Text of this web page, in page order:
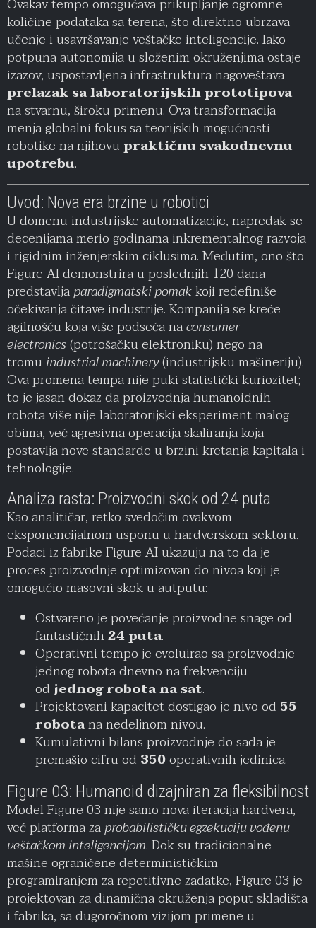
Ovakav tempo omogućava prikupljanje ogromne
količine podataka sa terena, što direktno ubrzava
učenje i usavršavanje veštačke inteligencije. Iako
potpuna autonomija u složenim okruženjima ostaje
izazov, uspostavljena infrastruktura nagoveštava
prelazak sa laboratorijskih prototipova
na stvarnu, široku primenu. Ova transformacija
menja globalni fokus sa teorijskih mogućnosti
robotike na njihovupraktičnu svakodnevnu
upotrebu.
Uvod: Nova era brzine u robotici
U domenu industrijske automatizacije, napredak se
decenijama merio godinama inkrementalnog razvoja
i rigidnim inženjerskim ciklusima. Međutim, ono što
Figure AI demonstrira u poslednjih 120 dana
predstavljaparadigmatski pomakkoji redefiniše
očekivanja čitave industrije. Kompanija se kreće
agilnošću koja više podseća naconsumer
electronics(potrošačku elektroniku) nego na
tromu industrial machinery(industrijsku mašineriju).
Ova promena tempa nije puki statistički kuriozitet;
to je jasan dokaz da proizvodnja humanoidnih
robota više nije laboratorijski eksperiment malog
obima, već agresivna operacija skaliranja koja
postavlja nove standarde u brzini kretanja kapitala i
tehnologije.
Analiza rasta: Proizvodni skok od 24 puta
Kao analitičar, retko svedočim ovakvom
eksponencijalnom usponu u hardverskom sektoru.
Podaci iz fabrike Figure AI ukazuju na to da je
proces proizvodnje optimizovan do nivoa koji je
omogućio masovni skok u autputu:
Ostvareno je povećanje proizvodne snage od
fantastičnih24 puta.
Operativni tempo je evoluirao sa proizvodnje
jednog robota dnevno na frekvenciju
odjednog robota na sat.
Projektovani kapacitet dostigao je nivo od 55
robotana nedeljnom nivou.
Kumulativni bilans proizvodnje do sada je
premašio cifru od 350operativnih jedinica.
Figure 03: Humanoid dizajniran za fleksibilnost
Model Figure 03 nije samo nova iteracija hardvera,
već platforma zaprobabilističku egzekuciju vođenu
veštačkom inteligencijom. Dok su tradicionalne
mašine ograničene determinističkim
programiranjem za repetitivne zadatke, Figure 03 je
projektovan za dinamična okruženja poput skladišta
i fabrika, sa dugoročnom vizijom primene u